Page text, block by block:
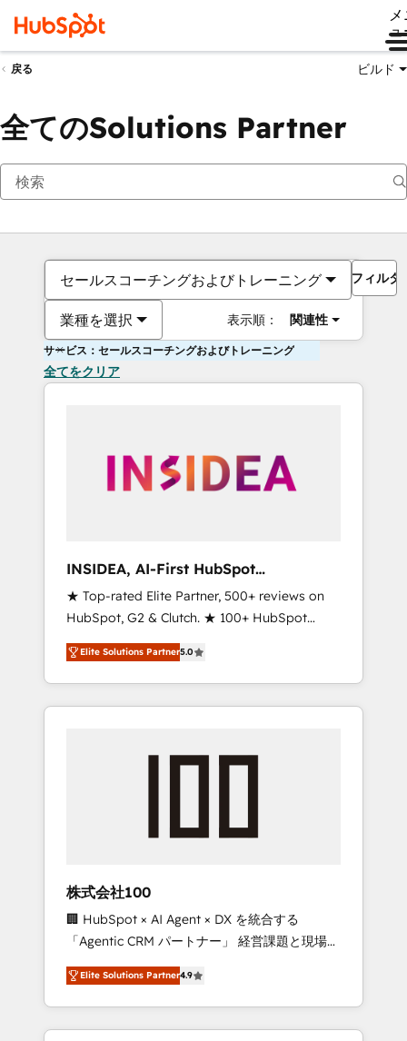
ュ
戻る ビルド
全てのSolutions Partner
セールスコーチングおよびトレーニング
業種を選択 表示順： 関連性
フィルタ
サービス：セールスコーチングおよびトレーニング
全てをクリア
INSIDEA, AI-First HubSpot
Onboarding & RevOps
★ Top-rated Elite Partner, 500+ reviews on
HubSpot, G2 & Clutch. ★ 100+ HubSpot
Certified Experts & Trainers across the team
★ 1,500+ implementations across five
continents ★ AI-First, RevOps-led,
Onboarding obsessed ★ Company of the
engine. We onboard your team, migrate your
from any legacy CRM. Zero downtime, full
data integrity. ➤ Implementation: Configure
HubSpot to run your revenue process. Sales,
marketing, and service wired together. ➤ AI
and Integrations: Layer Breeze AI, custom
agents, and APIs to remove manual work. ➤
Ongoing Management: Monthly tune-ups,
Elite Solutions Partner5.0
株式会社100
🏢 HubSpot × AI Agent × DX を統合する
「Agentic CRM パートナー」 経営課題と現場業
務をつなぐAIネイティブ・エージェンシーとし
て、HubSpot Eliteの実装力で顧客フロント業務
を再設計します。 💡 100inc は何をする会社
か？ HubSpotを共通基盤に、AIエージェントを
Elite Solutions Partner4.9